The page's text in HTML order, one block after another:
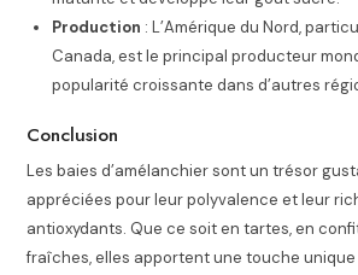
Production : L’Amérique du Nord,
Canada, est le principal producteur
popularité croissante dans d’autres
Conclusion
Les baies d’amélanchier sont un trésor
appréciées pour leur polyvalence et leur
antioxydants. Que ce soit en tartes, en
fraîches, elles apportent une touche